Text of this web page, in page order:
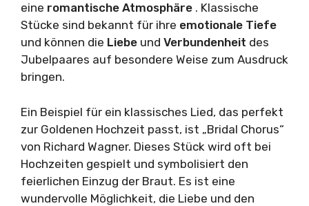
eine romantische Atmosphäre . Klassische
Stücke sind bekannt für ihre emotionale Tiefe
und können die Liebe und Verbundenheit des
Jubelpaares auf besondere Weise zum Ausdruck
bringen.
Ein Beispiel für ein klassisches Lied, das perfekt
zur Goldenen Hochzeit passt, ist „Bridal Chorus“
von Richard Wagner. Dieses Stück wird oft bei
Hochzeiten gespielt und symbolisiert den
feierlichen Einzug der Braut. Es ist eine
wundervolle Möglichkeit, die Liebe und den